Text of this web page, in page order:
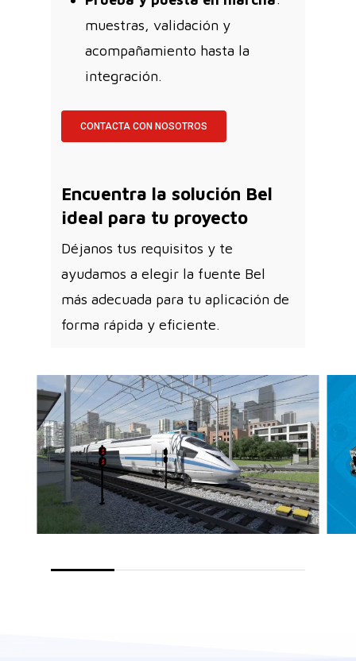
muestras, validación y
acompañamiento hasta la
integración.
CONTACTA CON NOSOTROS
Encuentra la solución Bel
ideal para tu proyecto
Déjanos tus requisitos y te
ayudamos a elegir la fuente Bel
más adecuada para tu aplicación de
forma rápida y eficiente.